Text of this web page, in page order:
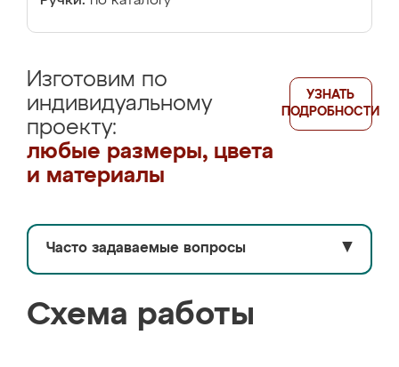
Изготовим по
индивидуальному
проекту:
любые размеры, цвета
и материалы
УЗНАТЬ
ПОДРОБНОСТИ
Часто задаваемые вопросы ▼
Схема работы